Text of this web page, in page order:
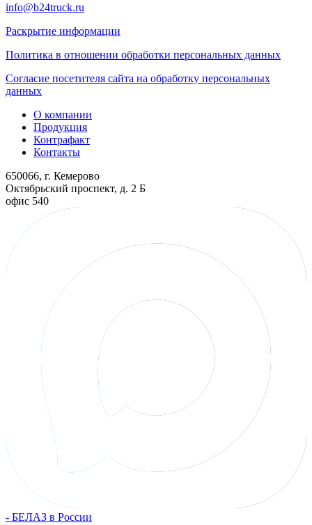
info@b24truck.ru
Раскрытие информации
Политика в отношении обработки персональных данных
Согласие посетителя сайта на обработку персональных
данных
О компании
Продукция
Контрафакт
Контакты
650066, г. Кемерово
Октябрьский проспект, д. 2 Б
офис 540
- БЕЛАЗ в России